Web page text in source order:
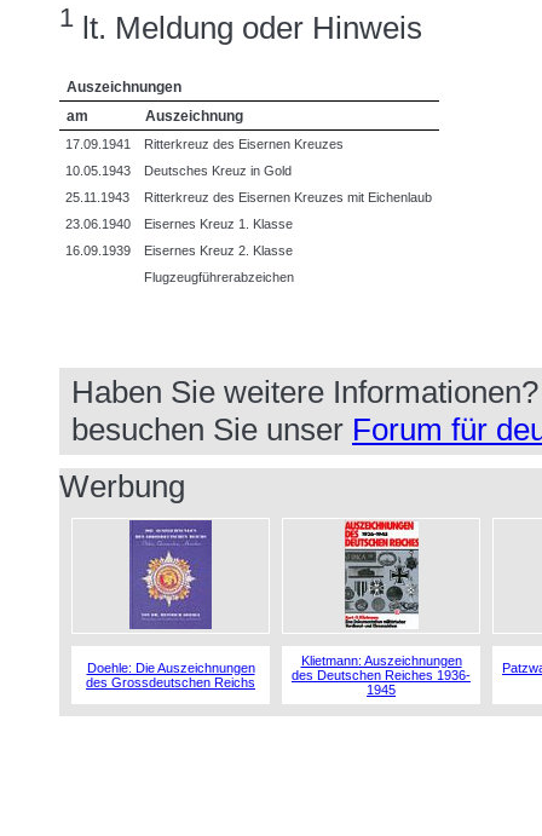
1 lt. Meldung oder Hinweis
Auszeichnungen
am
Auszeichnung
17.09.1941
Ritterkreuz des Eisernen Kreuzes
10.05.1943
Deutsches Kreuz in Gold
25.11.1943
Ritterkreuz des Eisernen Kreuzes mit Eichenlaub
23.06.1940
Eisernes Kreuz 1. Klasse
16.09.1939
Eisernes Kreuz 2. Klasse
Flugzeugführerabzeichen
Haben Sie weitere
besuchen Sie unser Forum für
Werbung
Doehle: Die Auszeichnungen
des Grossdeutschen Reichs
Klietmann: Auszeichnungen
des Deutschen Reiches 1936-
1945